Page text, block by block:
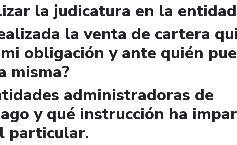
la judicatura en la
la venta de cartera
obligación y ante quién
misma?
administradoras de
y qué instrucción ha
particular.